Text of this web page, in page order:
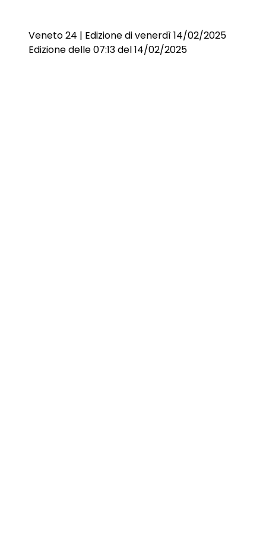
Veneto 24 | Edizione di venerdì 14/02/2025
Edizione delle 07:13 del 14/02/2025